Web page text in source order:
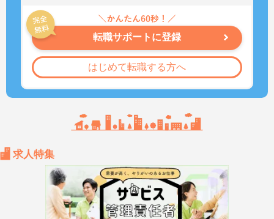
転職サポートに登録
はじめて転職する方へ
求人特集